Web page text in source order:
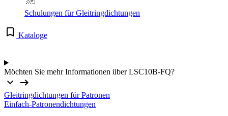
Schulungen für Gleitringdichtungen
Kataloge
Möchten Sie mehr Informationen über LSC10B-FQ?
Gleitringdichtungen für Patronen
Einfach-Patronendichtungen